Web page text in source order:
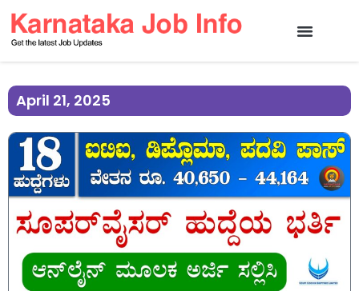
April 21, 2025